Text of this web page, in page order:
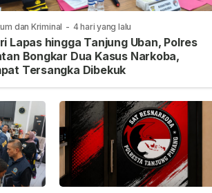
dan Kriminal - 4 hari yang lalu
Lapas hingga Tanjung Uban, Polres
Bongkar Dua Kasus Narkoba,
Tersangka Dibekuk